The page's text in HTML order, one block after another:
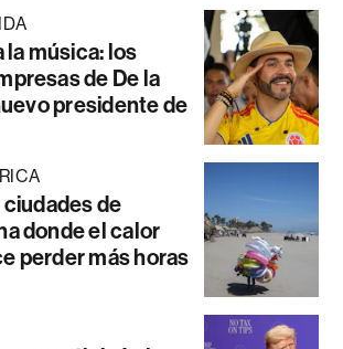
la música: los
de De la
presidente de
de
donde el calor
perder más horas